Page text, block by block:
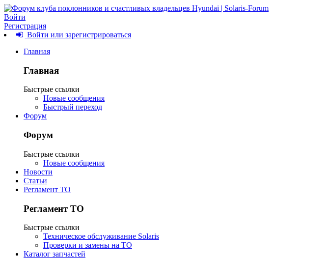
Войти
Регистрация
Войти или зарегистрироваться
Главная
Главная
Быстрые ссылки
Новые сообщения
Быстрый переход
Форум
Форум
Быстрые ссылки
Новые сообщения
Новости
Статьи
Регламент ТО
Регламент ТО
Быстрые ссылки
Техническое обслуживание Solaris
Проверки и замены на ТО
Каталог запчастей